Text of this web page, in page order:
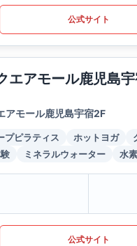
公式サイト
エアモール鹿児島
アモール鹿児島宇宿2F
プピラティス ホットヨガ
ミネラルウォーター 水
公式サイト